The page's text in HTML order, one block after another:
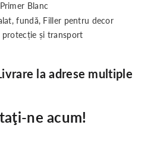
Blanc
fundă, Filler pentru decor
și transport
la adrese multiple
ne acum!